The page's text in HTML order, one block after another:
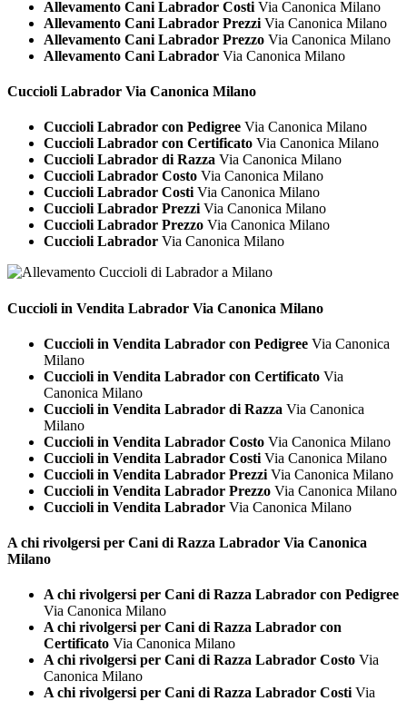
Allevamento Cani Labrador Costi Via Canonica Milano
Allevamento Cani Labrador Prezzi Via Canonica Milano
Allevamento Cani Labrador Prezzo Via Canonica Milano
Allevamento Cani Labrador Via Canonica Milano
Cuccioli Labrador Via Canonica Milano
Cuccioli Labrador con Pedigree Via Canonica Milano
Cuccioli Labrador con Certificato Via Canonica Milano
Cuccioli Labrador di Razza Via Canonica Milano
Cuccioli Labrador Costo Via Canonica Milano
Cuccioli Labrador CostiVia Canonica Milano
Cuccioli Labrador PrezziVia Canonica Milano
Cuccioli Labrador Prezzo Via Canonica Milano
Cuccioli Labrador Via Canonica Milano
Cuccioli in Vendita Labrador Via Canonica Milano
Cuccioli in Vendita Labrador con Pedigree Via Canonica
Milano
Cuccioli in Vendita Labrador con Certificato Via
Canonica Milano
Cuccioli in Vendita Labrador di Razza Via Canonica
Milano
Cuccioli in Vendita Labrador Costo Via Canonica Milano
Cuccioli in Vendita Labrador Costi Via Canonica Milano
Cuccioli in Vendita Labrador Prezzi Via Canonica Milano
Cuccioli in Vendita Labrador Prezzo Via Canonica Milano
Cuccioli in Vendita Labrador Via Canonica Milano
A chi rivolgersi per Cani di Razza Labrador Via Canonica
Milano
A chi rivolgersi per Cani di Razza Labrador con Pedigree
Via Canonica Milano
A chi rivolgersi per Cani di Razza Labrador con
Certificato Via Canonica Milano
A chi rivolgersi per Cani di Razza Labrador Costo Via
Canonica Milano
A chi rivolgersi per Cani di Razza Labrador CostiVia